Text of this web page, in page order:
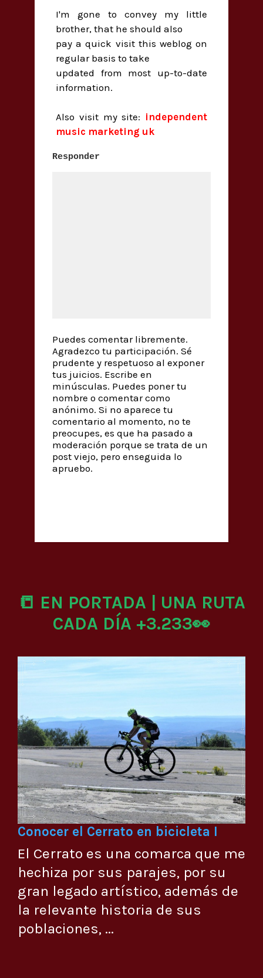
I'm gone to convey my little
brother, that he should also
pay a quick visit this weblog on
regular basis to take
updated from most up-to-date
information.
Also visit my site: independent
music marketing uk
Responder
Puedes comentar libremente.
Agradezco tu participación. Sé
prudente y respetuoso al exponer
tus juicios. Escribe en
minúsculas. Puedes poner tu
nombre o comentar como
anónimo. Si no aparece tu
comentario al momento, no te
preocupes, es que ha pasado a
moderación porque se trata de un
post viejo, pero enseguida lo
apruebo.
📒 EN PORTADA | UNA RUTA
CADA DÍA +3.233👀
Conocer el Cerrato en bicicleta I
El Cerrato es una comarca que me
hechiza por sus parajes, por su
gran legado artístico, además de
la relevante historia de sus
poblaciones, ...